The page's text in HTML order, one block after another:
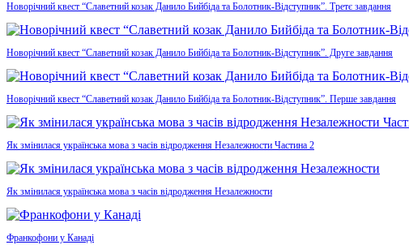
Новорічний квест “Славетний козак Данило Бийбіда та Болотник-Відступник”. Третє завдання
Новорічний квест “Славетний козак Данило Бийбіда та Болотник-Відступник”. Друге завдання
Новорічний квест “Славетний козак Данило Бийбіда та Болотник-Відступник”. Перше завдання
Як змінилася українська мова з часів відродження Незалежности Частина 2
Як змінилася українська мова з часів відродження Незалежности
Франкофони у Канаді